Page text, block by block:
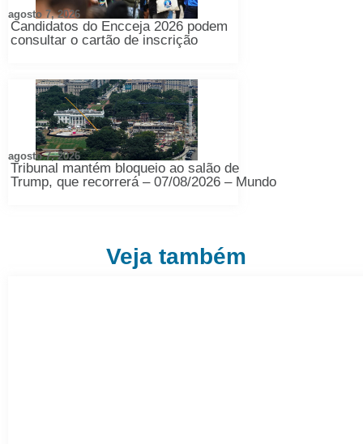
Candidatos do Encceja 2026 podem
consultar o cartão de inscrição
agosto 7, 2026
Tribunal mantém bloqueio ao salão de
Trump, que recorrerá – 07/08/2026 – Mundo
agosto 7, 2026
Veja também